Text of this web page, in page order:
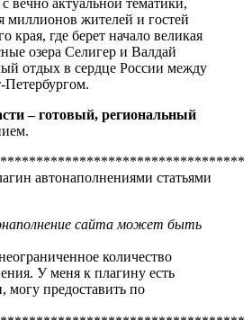
миллионов жителей и гостей
края, где берет начало великая
озера Селигер и Валдай
отдых в сердце России между
–готовый, региональный
автонаполнениями статьями
сайта может быть
количество
У меня к плагину есть
могу предоставить по